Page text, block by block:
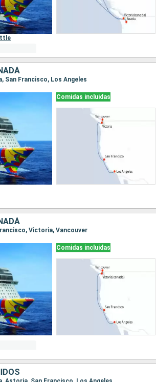
San Francisco, Los Angeles
Comidas incluidas
Victoria, Vancouver
Comidas incluidas